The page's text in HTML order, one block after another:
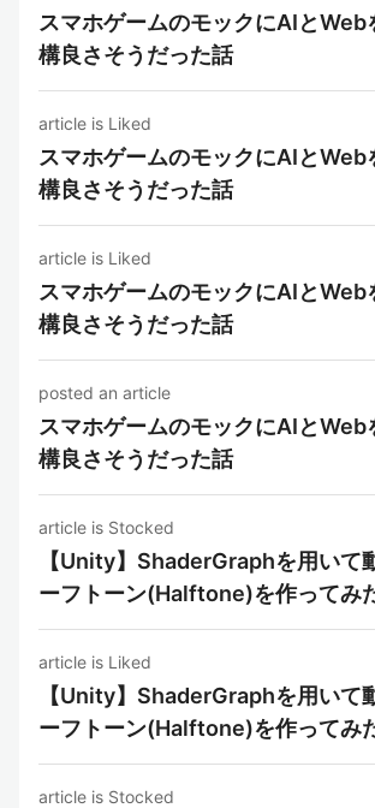
スマホゲームのモックにAIとWeb
構良さそうだった話
article is Liked
スマホゲームのモックにAIとWeb
構良さそうだった話
article is Liked
スマホゲームのモックにAIとWeb
構良さそうだった話
posted an article
スマホゲームのモックにAIとWeb
構良さそうだった話
article is Stocked
【Unity】ShaderGraphを用いて
ーフトーン(Halftone)を作ってみ
article is Liked
【Unity】ShaderGraphを用いて
ーフトーン(Halftone)を作ってみ
article is Stocked